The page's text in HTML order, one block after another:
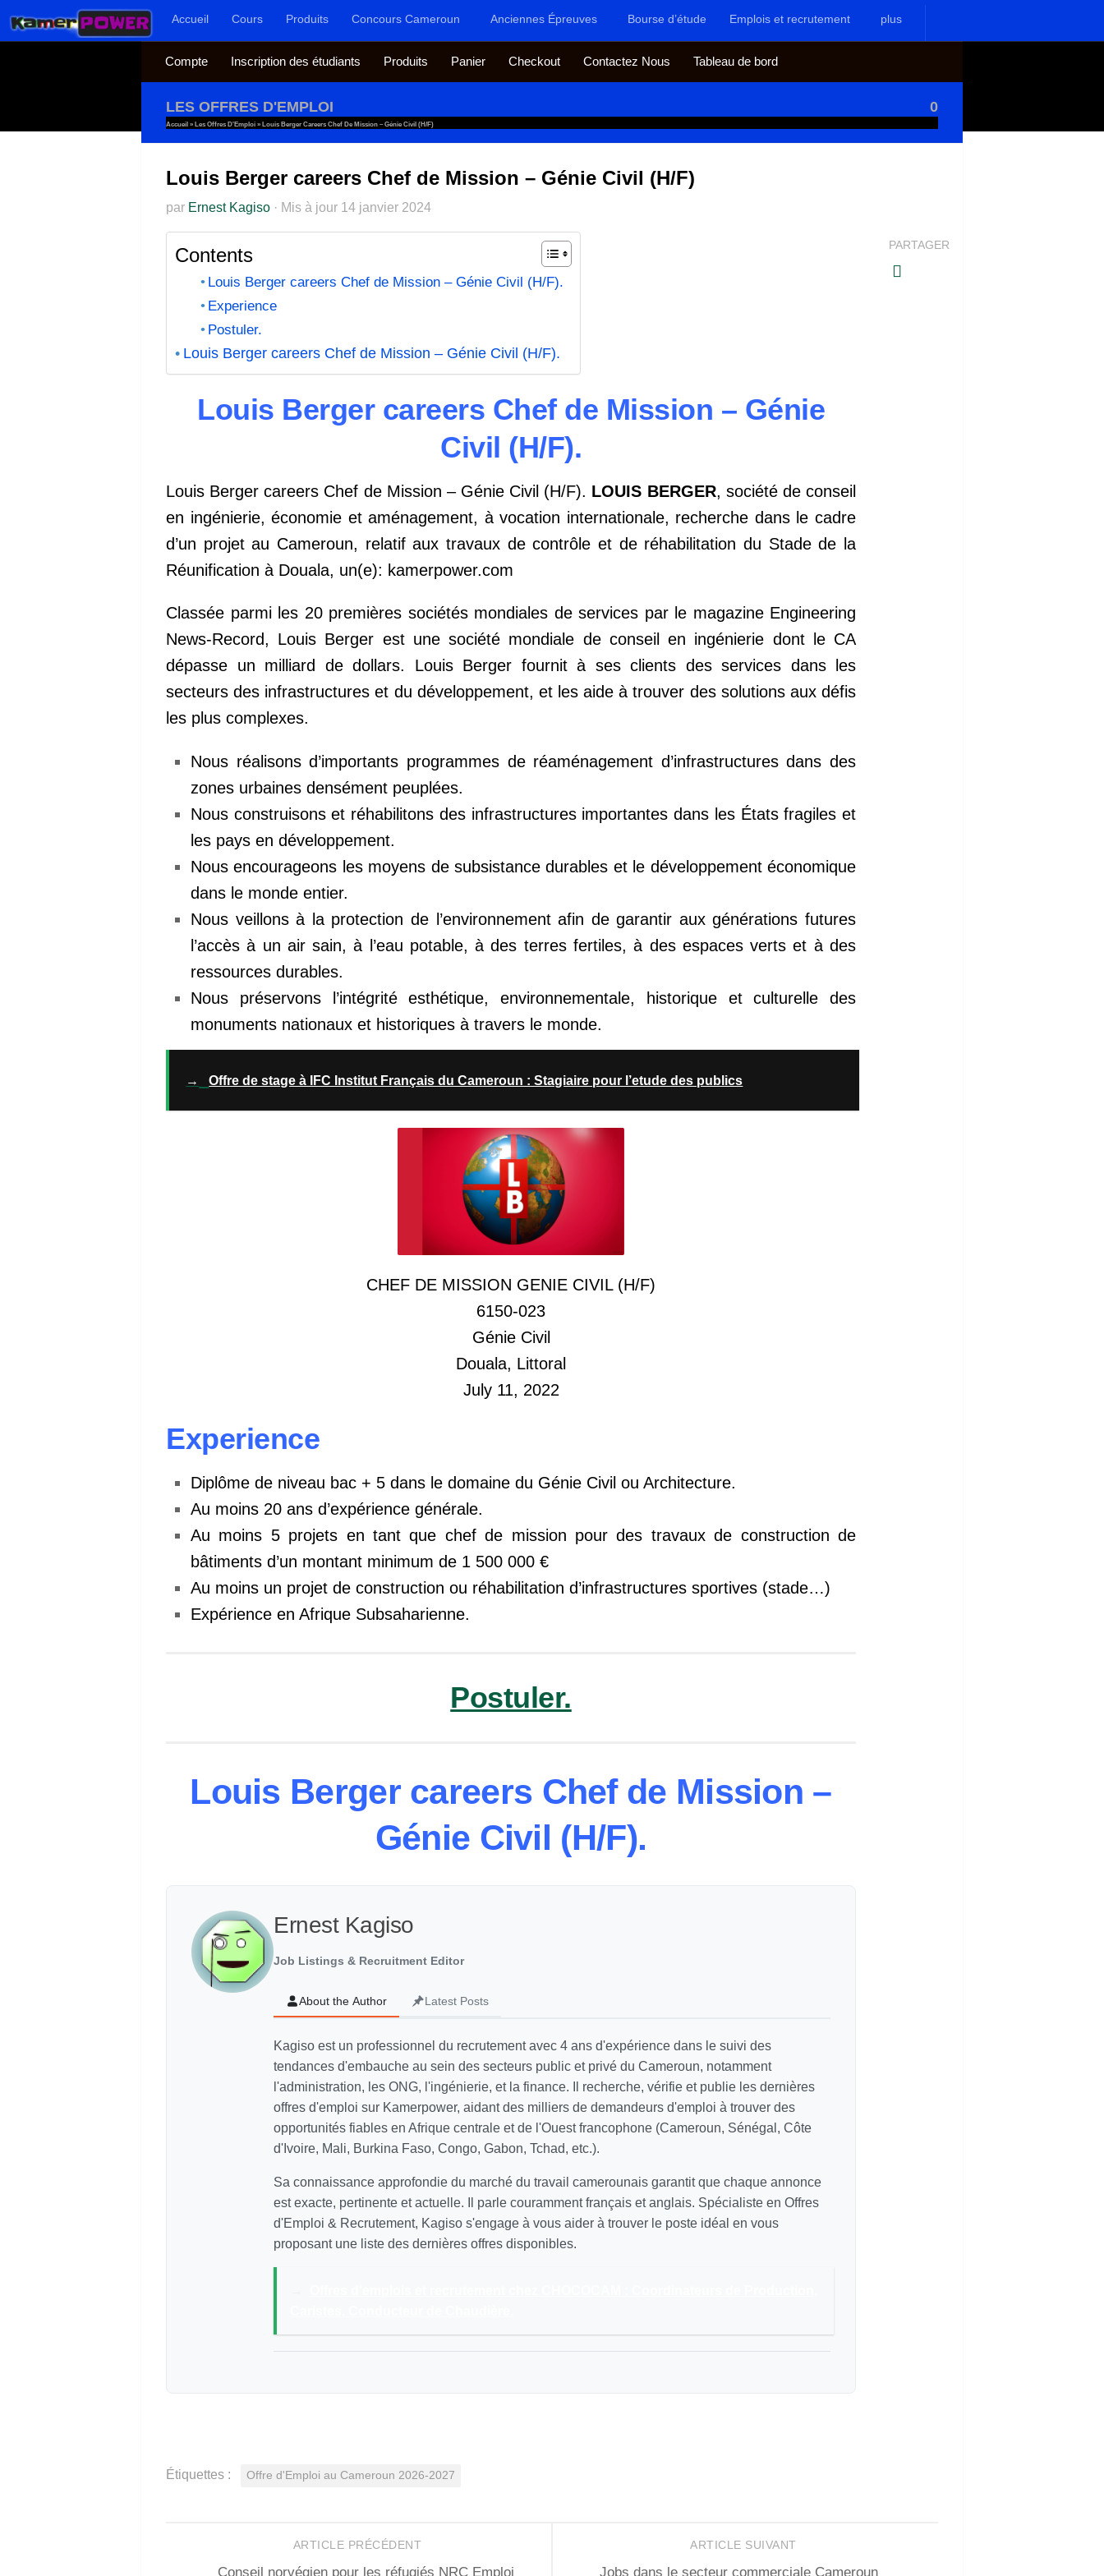
Au dessous du contenuAccueil Cours Produits Concours Cameroun Anciennes Épreuves Bourse d’étude Emplois et recrutement plus
Compte Inscription des étudiants Produits Panier Checkout Contactez Nous Tableau de bord
LES OFFRES D'EMPLOI 0
Accueil » Les Offres D'Emploi » Louis Berger Careers Chef De Mission – Génie Civil (H/F)
Louis Berger careers Chef de Mission – Génie Civil (H/F)
par Ernest Kagiso · Mis à jour 14 janvier 2024
Contents
Louis Berger careers Chef de Mission – Génie Civil (H/F).
Experience
Postuler.
Louis Berger careers Chef de Mission – Génie Civil (H/F).
Louis Berger careers Chef de Mission – Génie
Civil (H/F).
Louis Berger careers Chef de Mission – Génie Civil (H/F). LOUIS BERGER, société de conseil
en ingénierie, économie et aménagement, à vocation internationale, recherche dans le cadre
d’un projet au Cameroun, relatif aux travaux de contrôle et de réhabilitation du Stade de la
Réunification à Douala, un(e): kamerpower.com
Classée parmi les 20 premières sociétés mondiales de services par le magazine Engineering
News-Record, Louis Berger est une société mondiale de conseil en ingénierie dont le CA
dépasse un milliard de dollars. Louis Berger fournit à ses clients des services dans les
secteurs des infrastructures et du développement, et les aide à trouver des solutions aux défis
les plus complexes.
Nous réalisons d’importants programmes de réaménagement d’infrastructures dans des
zones urbaines densément peuplées.
Nous construisons et réhabilitons des infrastructures importantes dans les États fragiles et
les pays en développement.
Nous encourageons les moyens de subsistance durables et le développement économique
dans le monde entier.
Nous veillons à la protection de l’environnement afin de garantir aux générations futures
l’accès à un air sain, à l’eau potable, à des terres fertiles, à des espaces verts et à des
ressources durables.
Nous préservons l’intégrité esthétique, environnementale, historique et culturelle des
monuments nationaux et historiques à travers le monde.
→ Offre de stage à IFC Institut Français du Cameroun : Stagiaire pour l’etude des publics
CHEF DE MISSION GENIE CIVIL (H/F)
6150-023
Génie Civil
Douala, Littoral
July 11, 2022
Experience
Diplôme de niveau bac + 5 dans le domaine du Génie Civil ou Architecture.
Au moins 20 ans d’expérience générale.
Au moins 5 projets en tant que chef de mission pour des travaux de construction de
bâtiments d’un montant minimum de 1 500 000 €
Au moins un projet de construction ou réhabilitation d’infrastructures sportives (stade…)
Expérience en Afrique Subsaharienne.
Postuler.
Louis Berger careers Chef de Mission –
Génie Civil (H/F).
Ernest Kagiso
Job Listings & Recruitment Editor
About the Author Latest Posts
Kagiso est un professionnel du recrutement avec 4 ans d'expérience dans le suivi des
tendances d'embauche au sein des secteurs public et privé du Cameroun, notamment
l'administration, les ONG, l'ingénierie, et la finance. Il recherche, vérifie et publie les dernières
offres d'emploi sur Kamerpower, aidant des milliers de demandeurs d'emploi à trouver des
opportunités fiables en Afrique centrale et de l'Ouest francophone (Cameroun, Sénégal, Côte
d'Ivoire, Mali, Burkina Faso, Congo, Gabon, Tchad, etc.).
Sa connaissance approfondie du marché du travail camerounais garantit que chaque annonce
est exacte, pertinente et actuelle. Il parle couramment français et anglais. Spécialiste en Offres
d'Emploi & Recrutement, Kagiso s'engage à vous aider à trouver le poste idéal en vous
proposant une liste des dernières offres disponibles.
PARTAGER
Étiquettes : Offre d'Emploi au Cameroun 2026-2027
ARTICLE SUIVANT
Jobs dans le secteur commerciale Cameroun
ARTICLE PRÉCÉDENT
Conseil norvégien pour les réfugiés NRC Emploi